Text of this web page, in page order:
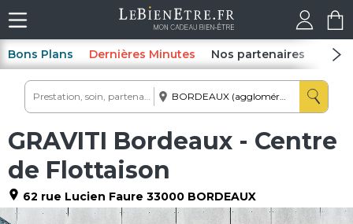
Bons Plans Dernières Minutes Nos partenaires Spas
GRAVITI Bordeaux - Centre
de Flottaison
62 rue Lucien Faure 33000 BORDEAUX